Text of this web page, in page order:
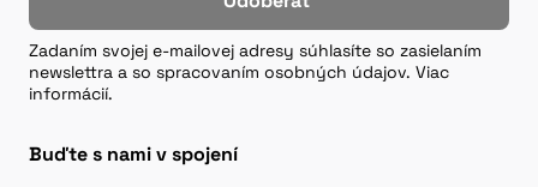
Zadaním svojej e-mailovej adresy súhlasíte so zasielaním
newslettra a so spracovaním osobných údajov. Viac
informácií.
Buďte s nami v spojení